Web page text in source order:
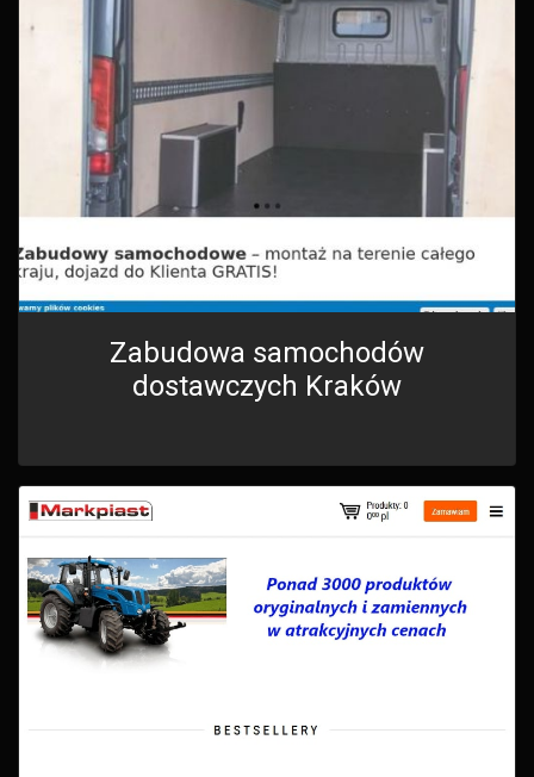
Zabudowa samochodów
dostawczych Kraków